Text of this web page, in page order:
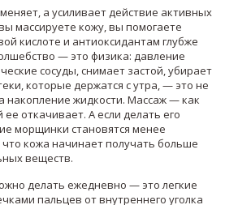
, а усиливаетдействие активных
массируете кожу, вы помогаете
кислоте и антиоксидантам глубже
— это физика: давление
сосуды, снимает застой, убирает
которые держатся с утра, — это не
накопление жидкости. Массаж — как
ее откачивает. А если делать его
морщинки становятся менее
кожа начинает получать больше
веществ.
делать ежедневно — это легкие
пальцев от внутреннего уголка